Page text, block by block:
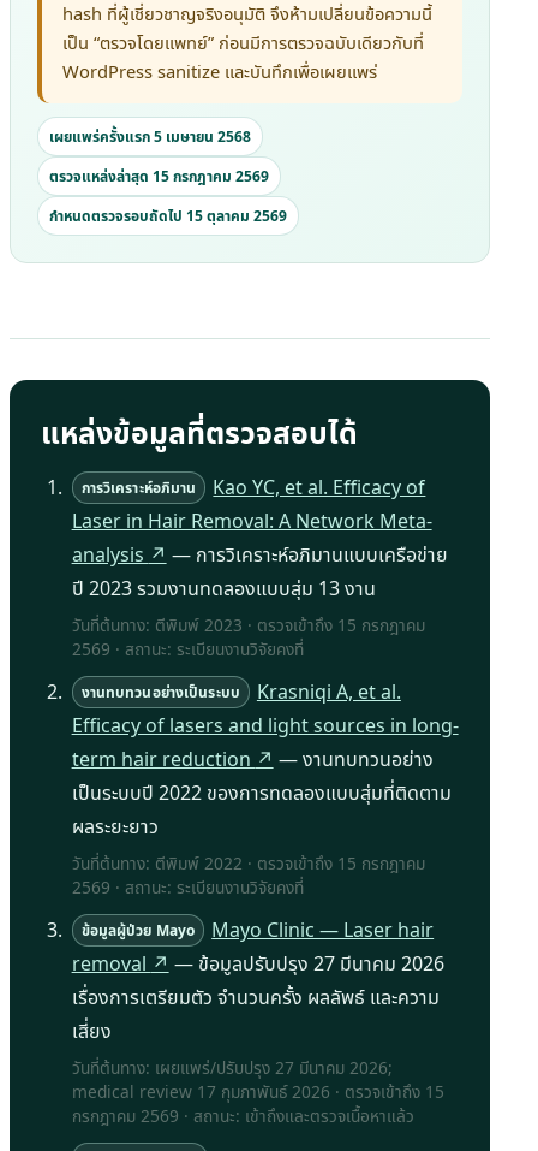
hash ที่ผู้เชี่ยวชาญจริงอนุมัติ จึงห้ามเปลี่ยนข้อความนี้
เป็น “ตรวจโดยแพทย์” ก่อนมีการตรวจฉบับเดียวกับที่
WordPress sanitize และบันทึกเพื่อเผยแพร่
เผยแพร่ครั้งแรก 5 เมษายน 2568
ตรวจแหล่งล่าสุด 15 กรกฎาคม 2569
กำหนดตรวจรอบถัดไป 15 ตุลาคม 2569
แหล่งข้อมูลที่ตรวจสอบได้
การวิเคราะห์อภิมาน
Kao YC, et al. Efficacy of
Laser in Hair Removal: A Network Meta-
analysis ↗ — การวิเคราะห์อภิมานแบบเครือข่าย
ปี 2023 รวมงานทดลองแบบสุ่ม 13 งาน
วันที่ต้นทาง: ตีพิมพ์ 2023 · ตรวจเข้าถึง 15 กรกฎาคม
2569 · สถานะ: ระเบียนงานวิจัยคงที่
งานทบทวนอย่างเป็นระบบ
Krasniqi A, et al.
Efficacy of lasers and light sources in long-
term hair reduction ↗ — งานทบทวนอย่าง
เป็นระบบปี 2022 ของการทดลองแบบสุ่มที่ติดตาม
ผลระยะยาว
วันที่ต้นทาง: ตีพิมพ์ 2022 · ตรวจเข้าถึง 15 กรกฎาคม
2569 · สถานะ: ระเบียนงานวิจัยคงที่
ข้อมูลผู้ป่วย Mayo
Mayo Clinic — Laser hair
removal ↗ — ข้อมูลปรับปรุง 27 มีนาคม 2026
เรื่องการเตรียมตัว จำนวนครั้ง ผลลัพธ์ และความ
เสี่ยง
วันที่ต้นทาง: เผยแพร่/ปรับปรุง 27 มีนาคม 2026;
medical review 17 กุมภาพันธ์ 2026 · ตรวจเข้าถึง 15
กรกฎาคม 2569 · สถานะ: เข้าถึงและตรวจเนื้อหาแล้ว